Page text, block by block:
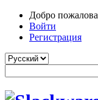
Добро
Войти
Регистрация